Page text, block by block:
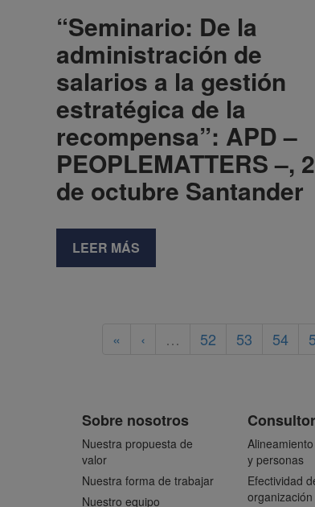
“Seminario: De la
administración de
salarios a la gestión
estratégica de la
recompensa”: APD –
PEOPLEMATTERS –,
de octubre Santander
LEER MÁS
« ‹ … 52 53 54
Sobre nosotros
Nuestra propuesta de
valor
Nuestra forma de trabajar
Nuestro equipo
y personas
Efectividad
organización